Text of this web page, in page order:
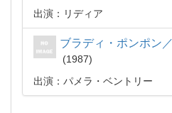
出演：リディア
ブラディ・ポンポン
1987
出演：パメラ・ベントリー